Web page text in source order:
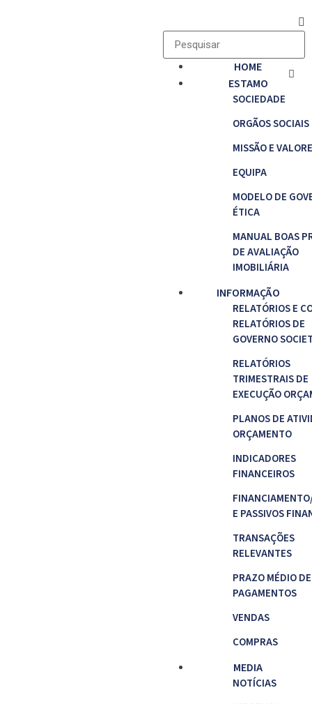
HOME
ESTAMO
SOCIEDADE
ORGÃOS SOCIAIS
MISSÃO E
EQUIPA
MODELO DE
ÉTICA
MANUAL BOAS
DE AVALIAÇÃO
IMOBILIÁRIA
INFORMAÇÃO
RELATÓRIOS E
RELATÓRIOS DE
GOVERNO
RELATÓRIOS
TRIMESTRAIS DE
EXECUÇÃO
PLANOS DE
ORÇAMENTO
INDICADORES
FINANCEIROS
E PASSIVOS
TRANSAÇÕES
RELEVANTES
PRAZO MÉDIO DE
PAGAMENTOS
VENDAS
COMPRAS
MEDIA
NOTÍCIAS